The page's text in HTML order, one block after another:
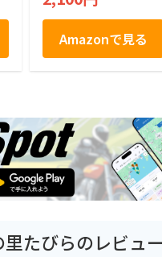
だ チョコラングド
シャ Nagasaki Choc
olanda Langue de c
hat Nagasaki Swee
ts 10枚入り ラング
Amazonで見る
たびらのレビュー